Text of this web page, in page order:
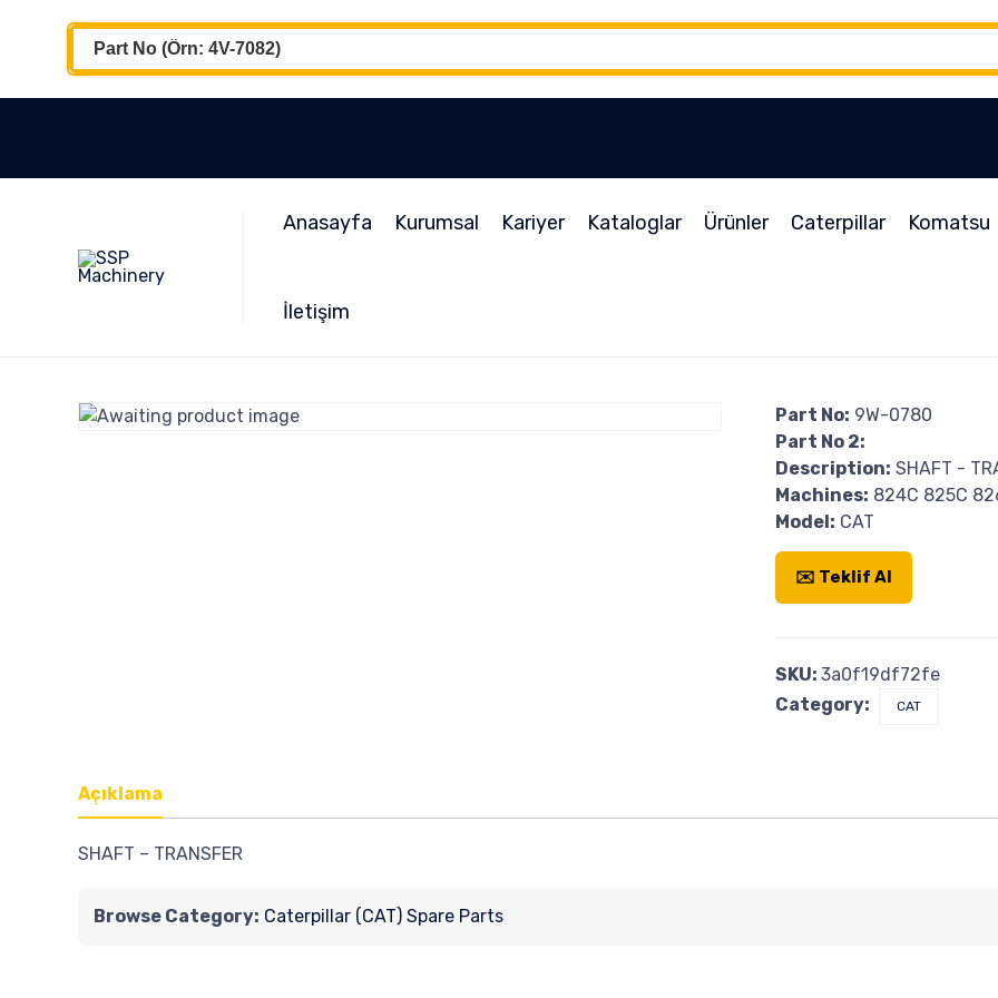
Anasayfa Kurumsal Kariyer Kataloglar Ürünler Caterpillar Komatsu
İletişim
Part No: 9W-0780
Part No 2:
Description: SHAFT -
Machines: 824C 825C
Model: CAT
✉️ Teklif Al
SKU:3a0f19df72fe
Category:
CAT
Açıklama
SHAFT – TRANSFER
Browse Category: Caterpillar (CAT) Spare Parts